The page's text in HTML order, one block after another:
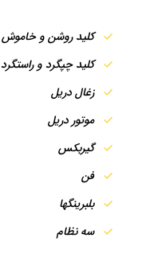
کلید روشن و خاموش
کلید چپگرد و راستگرد
زغال دریل
موتور دریل
گیربکس
فن
بلبرینگها
سه نظام